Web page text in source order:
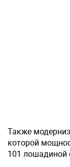
Также
которой
101 лошадиной